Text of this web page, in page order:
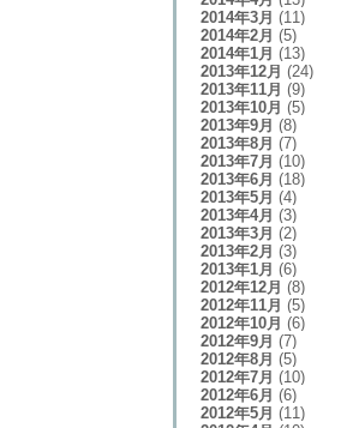
2014年3月 (11)
2014年2月 (5)
2014年1月 (13)
2013年12月 (24)
2013年11月 (9)
2013年10月 (5)
2013年9月 (8)
2013年8月 (7)
2013年7月 (10)
2013年6月 (18)
2013年5月 (4)
2013年4月 (3)
2013年3月 (2)
2013年2月 (3)
2013年1月 (6)
2012年12月 (8)
2012年11月 (5)
2012年10月 (6)
2012年9月 (7)
2012年8月 (5)
2012年7月 (10)
2012年6月 (6)
2012年5月 (11)